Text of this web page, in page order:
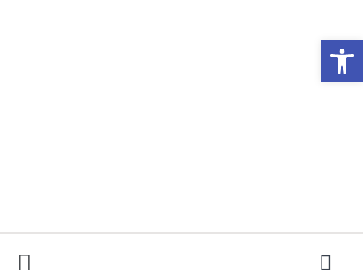
Abrir